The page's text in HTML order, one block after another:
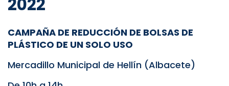
2022
CAMPAÑA DE REDUCCIÓN DE BOLSAS DE
PLÁSTICO DE UN SOLO USO
Mercadillo Municipal de Hellín (Albacete)